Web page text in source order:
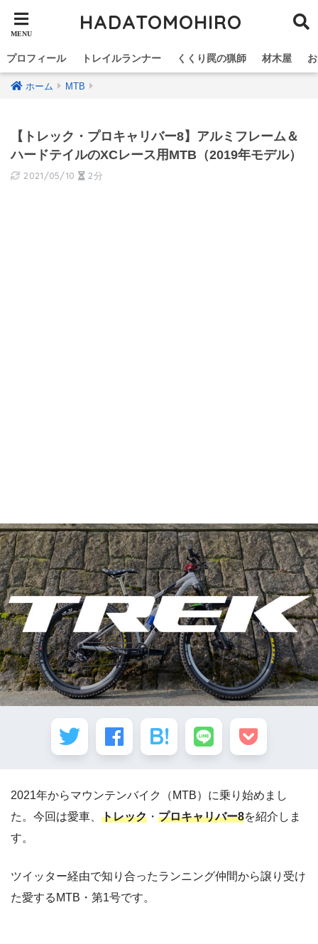
HADATOMOHIRO
プロフィール トレイルランナー くくり罠の猟師 材木屋
ホーム MTB
【トレック・プロキャリバー8】アルミフレーム＆
ハードテイルのXCレース用MTB（2019年モデル）
2021/05/10 2分
2021年からマウンテンバイク（MTB）に乗り始めまし
た。今回は愛車、 トレック ・ プロキャリバー8を紹介しま
す。
ツイッター経由で知り合ったランニング仲間から譲り受け
た愛するMTB・第1号です。